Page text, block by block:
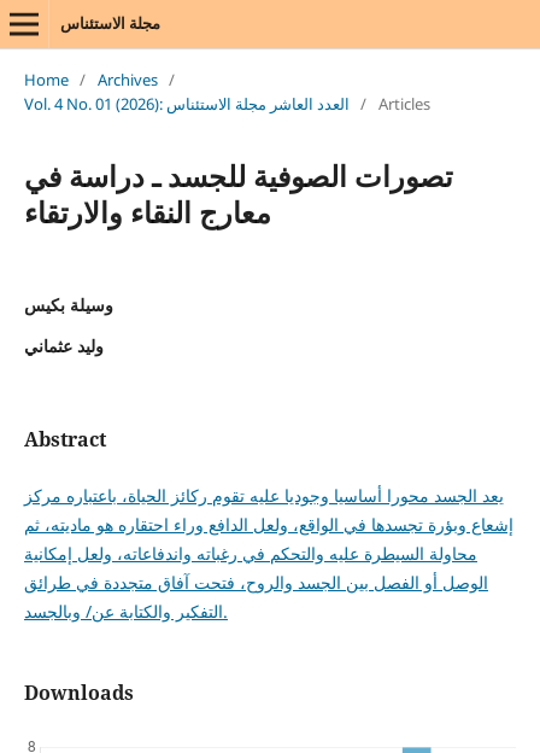
مجلة الاستئناس
Home / Archives /
Vol. 4 No. 01 (2026): العدد العاشر مجلة الاستئناس / Articles
تصورات الصوفية للجسد ـ دراسة في
معارج النقاء والارتقاء
وسيلة بكيس
وليد عثماني
Abstract
يعد الجسد محورا أساسيا وجوديا عليه تقوم ركائز الحياة، باعتباره مركز
إشعاع وبؤرة تجسدها في الواقع، ولعل الدافع وراء احتقاره هو ماديته، ثم
محاولة السيطرة عليه والتحكم في رغباته واندفاعاته، ولعل إمكانية
الوصل أو الفصل بين الجسد والروح، فتحت آفاق متجددة في طرائق
التفكير والكتابة عن/ وبالجسد.
Downloads